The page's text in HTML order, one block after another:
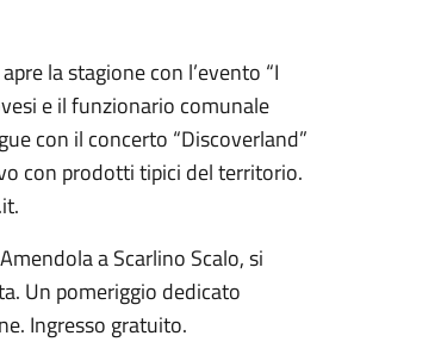
la stagione con l’evento “I
e il funzionario comunale
con il concerto “Discoverland”
con prodotti tipici del territorio.
a Scarlino Scalo, si
Un pomeriggio dedicato
Ingresso gratuito.